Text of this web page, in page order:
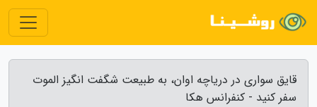
قایق سواری در دریاچه اوان، به طبیعت شگفت انگیز الموت
سفر کنید - کنفرانس هکا